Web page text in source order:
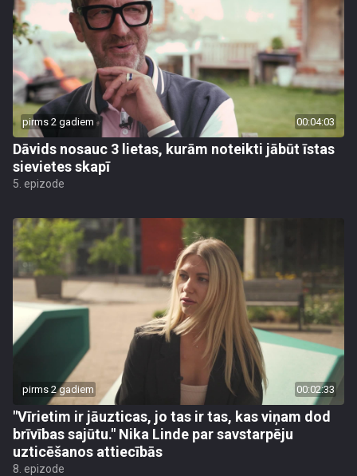
pirms 2 gadiem 00:04:03
Dāvids nosauc 3 lietas, kurām noteikti jābūt īstas
sievietes skapī
5. epizode
pirms 2 gadiem 00:02:33
"Vīrietim ir jāuzticas, jo tas ir tas, kas viņam dod
brīvības sajūtu." Nika Linde par savstarpēju
uzticēšanos attiecībās
8. epizode